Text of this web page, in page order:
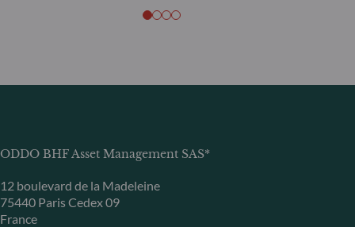
ODDO BHF Asset Management SAS*
12 boulevard de la Madeleine
75440 Paris Cedex 09
France